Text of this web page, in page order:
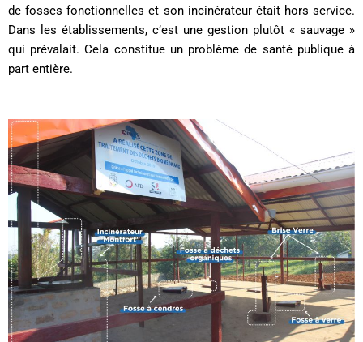
de fosses fonctionnelles et son incinérateur était hors service.
Dans les établissements, c’est une gestion plutôt « sauvage »
qui prévalait. Cela constitue un problème de santé publique à
part entière.